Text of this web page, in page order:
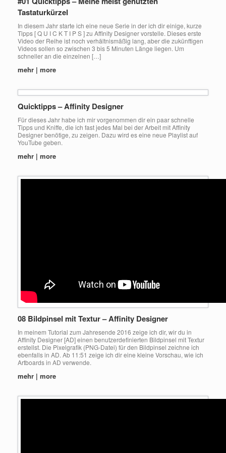
Tastaturkürzel
In diesem Jahr starte ich eine neue Serie in der ich dir einige, kurze
Tipps [ Q U I C K T I P S ] zu Affinity Designer vorstelle. Dieses erste
Video der Reihe ist noch verhältnismäßig lang, aber die zukünftigen
Videos sollen so zwischen 3 bis 5 Minuten Länge liegen. Um
schneller an die einzelnen […]
mehr | more
Quicktipps – Affinity Designer
Für dieses Jahr habe ich mir vorgenommen dir ein paar schnelle
Tipps und Kniffe, die ich fast jedes Mal bei der Arbeit mit Affinity
Designer benötige, zu zeigen. Dazu wird es eine neue Playlist auf
YouTube geben.
mehr | more
08 Bildpinsel mit Textur – Affinity Designer
In meinem Tutorial zum Jahresende 2016 zeige ich dir, wir du in
Affinity Designer [AD] einen benutzerdefinierten Bildpinsel mit Textur
erstellst. Die Pixelgrafik (PNG-Datei) für den Bildpinsel zeichne ich
ebenfalls in AD. Ab 11:51 zeige ich dir eine kleine Vorschau, wie ich
Artboards in AD verwende.
mehr | more